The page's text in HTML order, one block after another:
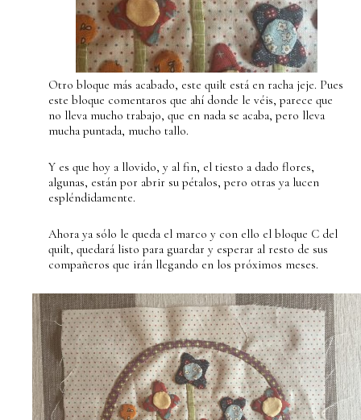
Otro bloque más acabado, este quilt está en racha jeje. Pues
este bloque comentaros que ahí donde le véis, parece que
no lleva mucho trabajo, que en nada se acaba, pero lleva
mucha puntada, mucho tallo.
Y es que hoy a llovido, y al fin, el tiesto a dado flores,
algunas, están por abrir su pétalos, pero otras ya lucen
espléndidamente.
Ahora ya sólo le queda el marco y con ello el bloque C del
quilt, quedará listo para guardar y esperar al resto de sus
compañeros que irán llegando en los próximos meses.